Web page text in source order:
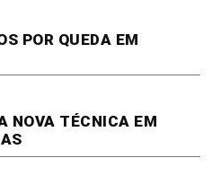
POR QUEDA EM
NOVA TÉCNICA EM